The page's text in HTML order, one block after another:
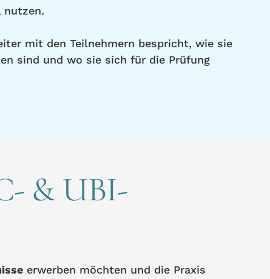
nutzen.
mit den Teilnehmern bespricht, wie sie
sind und wo sie sich für die Prüfung
& UBI-
erwerben möchten und die Praxis